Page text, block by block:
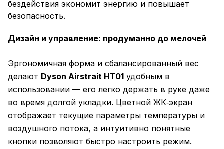
бездействия экономит энергию и повышает
безопасность.
Дизайн и управление: продуманно до мелочей
Эргономичная форма и сбалансированный вес
делают Dyson Airstrait HT01 удобным в
использовании — его легко держать в руке даже
во время долгой укладки. Цветной ЖК‑экран
отображает текущие параметры температуры и
воздушного потока, а интуитивно понятные
кнопки позволяют быстро настроить режим.